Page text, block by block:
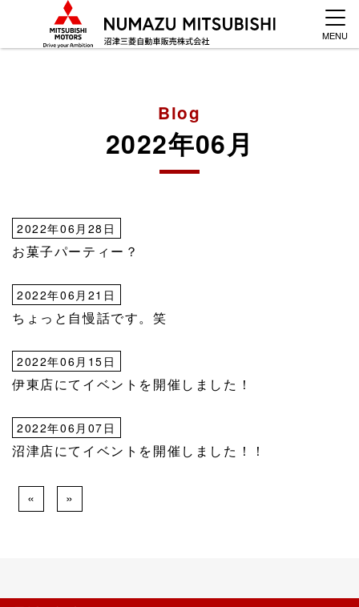
MENU
Blog
2022年06月
2022年06月28日
お菓子パーティー？
2022年06月21日
ちょっと自慢話です。笑
2022年06月15日
伊東店にてイベントを開催しました！
2022年06月07日
沼津店にてイベントを開催しました！！
« »